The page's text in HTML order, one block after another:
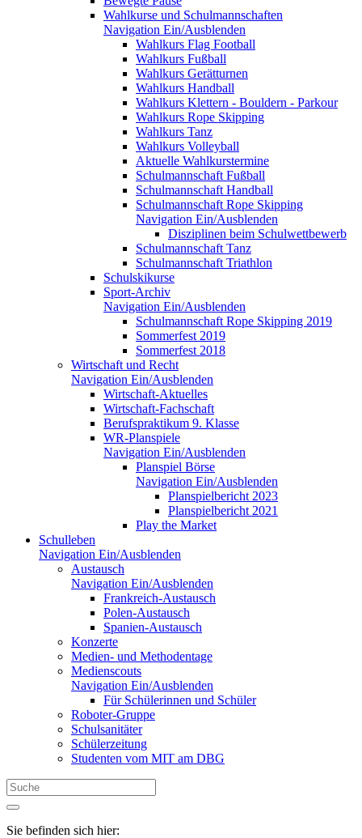
Wahlkurse und Schulmannschaften
Navigation Ein/Ausblenden
Wahlkurs Flag Football
Wahlkurs Fußball
Wahlkurs Gerätturnen
Wahlkurs Handball
Wahlkurs Klettern - Bouldern - Parkour
Wahlkurs Rope Skipping
Wahlkurs Tanz
Wahlkurs Volleyball
Aktuelle Wahlkurstermine
Schulmannschaft Fußball
Schulmannschaft Handball
Schulmannschaft Rope Skipping
Navigation Ein/Ausblenden
Disziplinen beim Schulwettbewerb
Schulmannschaft Tanz
Schulmannschaft Triathlon
Schulskikurse
Sport-Archiv
Navigation Ein/Ausblenden
Schulmannschaft Rope Skipping 2019
Sommerfest 2019
Sommerfest 2018
Wirtschaft und Recht
Navigation Ein/Ausblenden
Wirtschaft-Aktuelles
Wirtschaft-Fachschaft
Berufspraktikum 9. Klasse
WR-Planspiele
Navigation Ein/Ausblenden
Planspiel Börse
Navigation Ein/Ausblenden
Planspielbericht 2023
Planspielbericht 2021
Play the Market
Schulleben
Navigation Ein/Ausblenden
Austausch
Navigation Ein/Ausblenden
Frankreich-Austausch
Polen-Austausch
Spanien-Austausch
Konzerte
Medien- und Methodentage
Medienscouts
Navigation Ein/Ausblenden
Für Schülerinnen und Schüler
Roboter-Gruppe
Schulsanitäter
Schülerzeitung
Studenten vom MIT am DBG
Sie befinden sich hier: